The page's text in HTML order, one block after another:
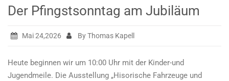
Der Pfingstsonntag am Jubiläum
Mai 24,2026 By Thomas Kapell
Heute beginnen wir um 10:00 Uhr mit der Kinder-und
Jugendmeile. Die Ausstellung „Hisorische Fahrzeuge und